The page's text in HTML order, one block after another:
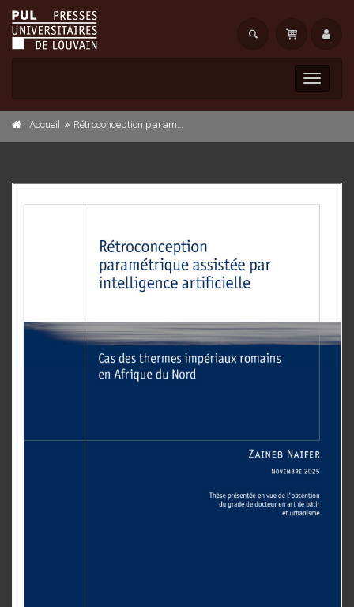
Toggle
Accueil Rétroconception paramétrique assistée par intelligence artificielle